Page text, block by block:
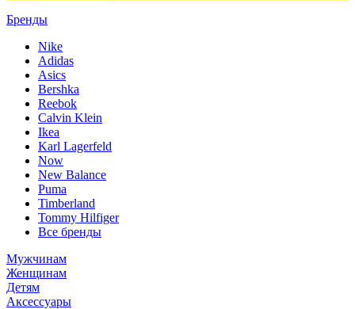
Бренды
Nike
Adidas
Asics
Bershka
Reebok
Calvin Klein
Ikea
Karl Lagerfeld
Now
New Balance
Puma
Timberland
Tommy Hilfiger
Все бренды
Мужчинам
Женщинам
Детям
Аксессуары